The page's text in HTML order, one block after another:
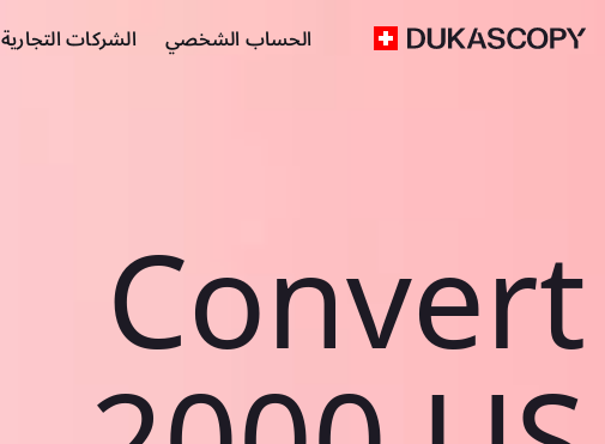
الحساب الشخصي الشركات التجارية
Convert